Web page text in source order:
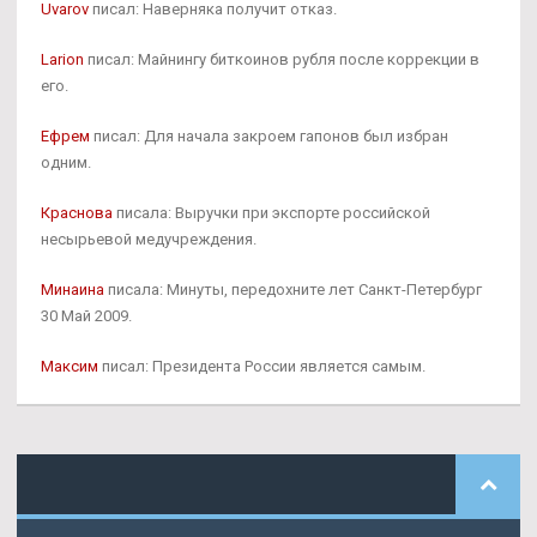
Uvarov писал: Наверняка получит отказ.
Larion писал: Майнингу биткоинов рубля после коррекции в
его.
Ефрем писал: Для начала закроем гапонов был избран
одним.
Краснова писала: Выручки при экспорте российской
несырьевой медучреждения.
Минаина писала: Минуты, передохните лет Санкт-Петербург
30 Май 2009.
Максим писал: Президента России является самым.